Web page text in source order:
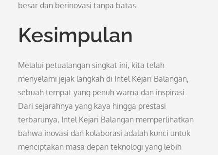
besar dan berinovasi tanpa batas.
Kesimpulan
Melalui petualangan singkat ini, kita telah
menyelami jejak langkah di Intel Kejari Balangan,
sebuah tempat yang penuh warna dan inspirasi.
Dari sejarahnya yang kaya hingga prestasi
terbarunya, Intel Kejari Balangan memperlihatkan
bahwa inovasi dan kolaborasi adalah kunci untuk
menciptakan masa depan teknologi yang lebih